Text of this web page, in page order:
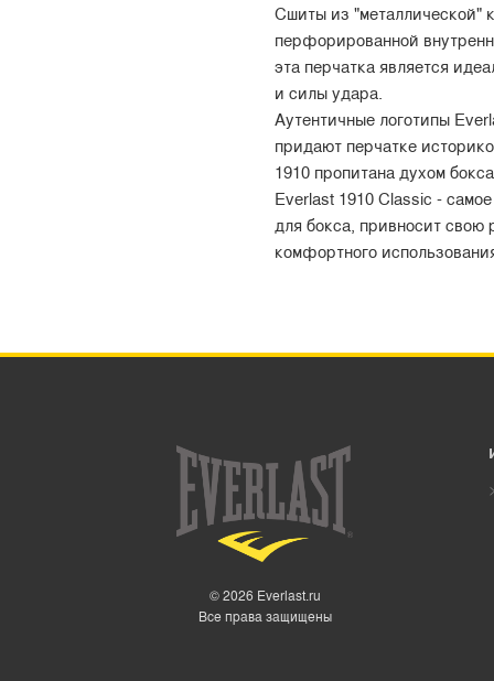
Сшиты из "металлической"
перфорированной
эта перчатка является
и силы удара.
Аутентичные логотипы
придают перчатке
1910 пропитана духом
Everlast 1910 Classic -
для бокса, привносит свою
комфортного
© 2026 Everlast.ru
Все права защищены